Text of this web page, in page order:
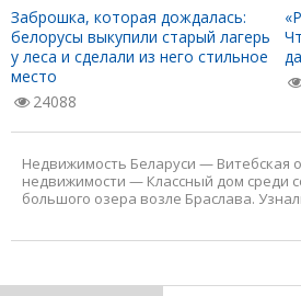
Заброшка, которая дождалась:
белорусы выкупили старый лагерь
у леса и сделали из него стильное
место
24088
Недвижимость Беларуси — Витебская
недвижимости — Классный дом среди
большого озера возле Браслава.